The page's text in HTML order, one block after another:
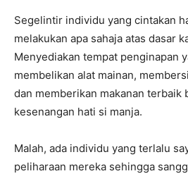
Segelintir individu yang cintakan
melakukan apa sahaja atas dasar
Menyediakan tempat penginapan
membelikan alat mainan,
dan memberikan makanan terbaik
kesenangan hati si manja.
Malah, ada individu yang terlalu
peliharaan mereka sehingga